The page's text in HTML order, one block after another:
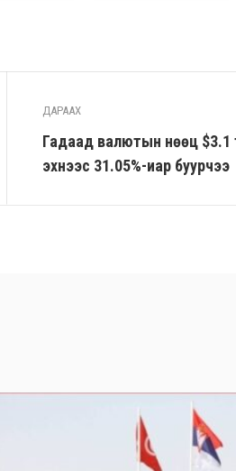
ДАРААХ
Гадаад валютын нөөц
эхнээс 31.05%-иар буурчээ